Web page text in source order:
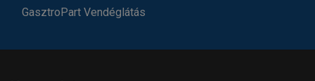
GasztroPart Vendéglátás